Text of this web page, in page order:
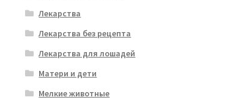
Лекарства
Лекарства без рецепта
Лекарства для лошадей
Матери и дети
Мелкие животные